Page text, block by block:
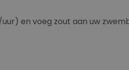
en voeg zout aan uw